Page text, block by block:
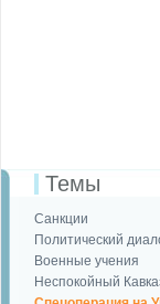
Темы
Санкции
Политический
Военные учения
Неспокойный